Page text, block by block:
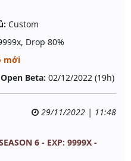
Custom
Drop 80%
mới
Open Beta: 02/12/2022 (19h)
29/11/2022 | 11:48
6 - EXP: 9999X -